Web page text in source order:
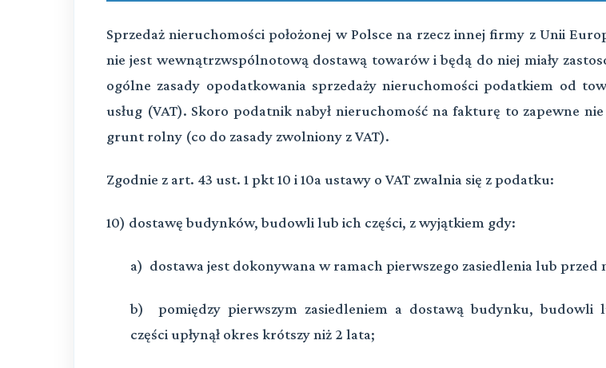
Sprzedaż nieruchomości położonej w Polsce na rzecz innej firmy z Unii
nie jest wewnątrzwspólnotową dostawą towarów i będą do niej miały
ogólne zasady opodatkowania sprzedaży nieruchomości podatkiem od
usług (VAT). Skoro podatnik nabył nieruchomość na fakturę to zapewne
grunt rolny (co do zasady zwolniony z VAT).
Zgodnie z art. 43 ust. 1 pkt 10 i 10a ustawy o VAT zwalnia się z podatku:
10) dostawę budynków, budowli lub ich części, z wyjątkiem gdy:
a) dostawa jest dokonywana w ramach pierwszego zasiedlenia lub przed
b) pomiędzy pierwszym zasiedleniem a dostawą budynku, budowli
części upłynął okres krótszy niż 2 lata;